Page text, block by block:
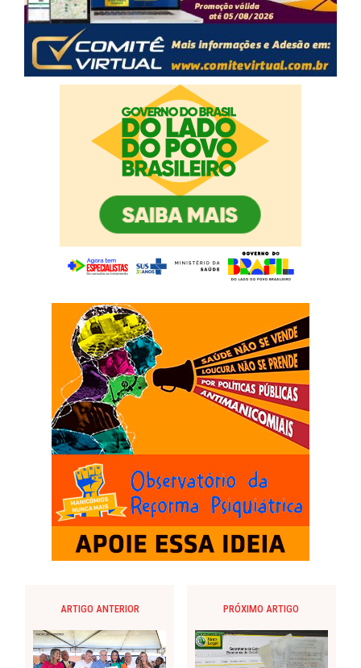
ARTIGO ANTERIOR PRÓXIMO ARTIGO